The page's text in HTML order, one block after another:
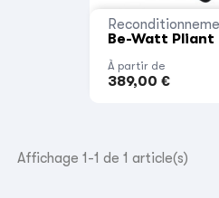
Be-Watt Pliant
À partir de
389,00 €
Affichage 1-1 de 1 article(s)